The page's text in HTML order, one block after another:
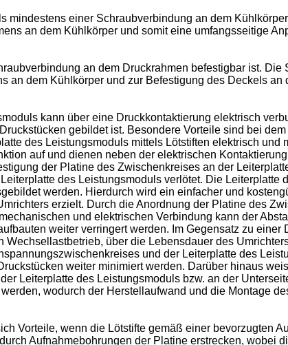
einer Schraubverbindung an dem
an dem Kühlkörper und somit eine umfangsseitige
an dem Druckrahmen befestigbar ist. Die
dem Kühlkörper und zur Befestigung des Deckels an
kann über eine Druckkontaktierung elektrisch
gebildet ist. Besondere Vorteile sind bei
des Leistungsmoduls mittels Lötstiften elektrisch und
auf und dienen neben der elektrischen
der Platine des Zwischenkreises an der
des Leistungsmoduls verlötet. Die Leiterplatte
werden. Hierdurch wird ein einfacher und
erzielt. Durch die Anordnung der Platine des
und elektrischen Verbindung kann der
weiter verringert werden. Im Gegensatz zu einer
über die Lebensdauer des
und der Leiterplatte des
weiter minimiert werden. Darüber hinaus
Leiterplatte des Leistungsmoduls bzw. an der
wodurch der Herstellaufwand und die Montage
Vorteile, wenn die Lötstifte gemäß einer bevorzugten
Aufnahmebohrungen der Platine erstrecken, wobei